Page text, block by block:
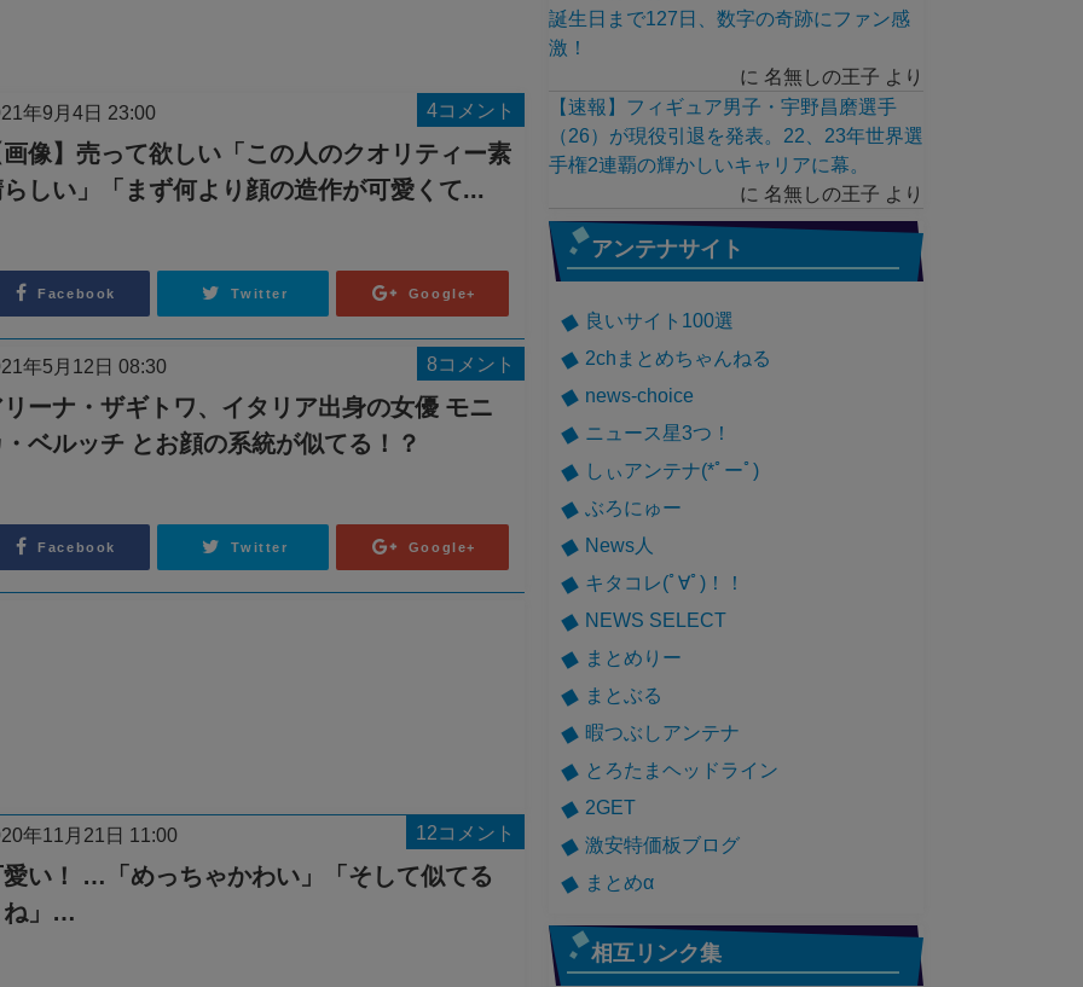
4コメント
像】売って欲しい「この人のクオリティー素
しい」「まず何より顔の造作が可愛くて...
年9月4日 23:00
Facebook Twitter Google+
8コメント
ーナ・ザギトワ、イタリア出身の女優 モニ
ベルッチ とお顔の系統が似てる！？
年5月12日 08:30
Facebook Twitter Google+
12コメント
い！ …「めっちゃかわい」「そして似てる
ね」…
年11月21日 11:00
誕生日まで127日、数字の奇跡にファン感
激！
に 名無しの王子 より
【速報】フィギュア男子・宇野昌磨選手
（26）が現役引退を発表。22、23年世界選
手権2連覇の輝かしいキャリアに幕。
に 名無しの王子 より
アンテナサイト
良いサイト100選
2chまとめちゃんねる
news-choice
ニュース星3つ！
しぃアンテナ(*ﾟーﾟ)
ぶろにゅー
News人
キタコレ(ﾟ∀ﾟ)！！
NEWS SELECT
まとめりー
まとぶる
暇つぶしアンテナ
とろたまヘッドライン
2GET
激安特価板ブログ
まとめα
相互リンク集